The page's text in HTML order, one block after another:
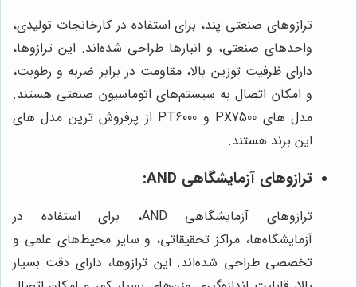
ترازوهای صنعتی پند، برای استفاده در کارخانجات تولیدی،
واحدهای صنعتی، و انبارها طراحی شده‌اند. این ترازوها،
دارای ظرفیت توزین بالا، مقاومت در برابر ضربه و رطوبت،
و امکان اتصال به سیستم‌های اتوماسیون صنعتی هستند.
مدل های PX7500 و PT6000 از پرفروش ترین مدل های
این برند هستند.
ترازوهای آزمایشگاهی AND:
ترازوهای آزمایشگاهی AND، برای استفاده در
آزمایشگاه‌ها، مراکز تحقیقاتی، و سایر محیط‌های علمی و
تخصصی طراحی شده‌اند. این ترازوها، دارای دقت بسیار